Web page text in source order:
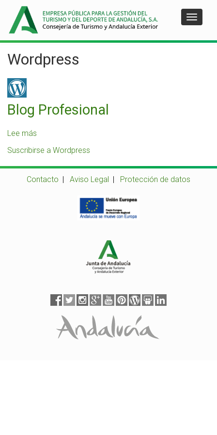
contenido
principal
Toggle
Wordpress
Blog Profesional
Lee más
Profesional
Suscribirse a Wordpress
Contacto | Aviso Legal | Protección de datos